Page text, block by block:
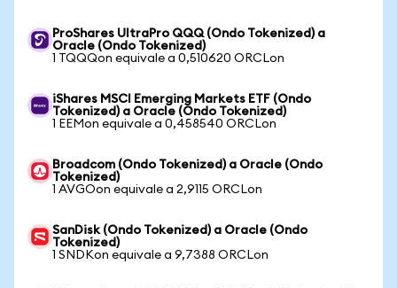
ProShares UltraPro QQQ (Ondo Tokenized) a
Oracle (Ondo Tokenized)
1 TQQQon equivale a 0,510620 ORCLon
iShares MSCI Emerging Markets ETF (Ondo
Tokenized) a Oracle (Ondo Tokenized)
1 EEMon equivale a 0,458540 ORCLon
Broadcom (Ondo Tokenized) a Oracle (Ondo
Tokenized)
1 AVGOon equivale a 2,9115 ORCLon
SanDisk (Ondo Tokenized) a Oracle (Ondo
Tokenized)
1 SNDKon equivale a 9,7388 ORCLon